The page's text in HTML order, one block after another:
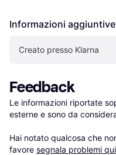
Informazioni aggiuntive
Creato presso Klarna
Feedback
Le informazioni riportate
esterne e sono da
Hai notato qualcosa che
favore segnala problemi qui